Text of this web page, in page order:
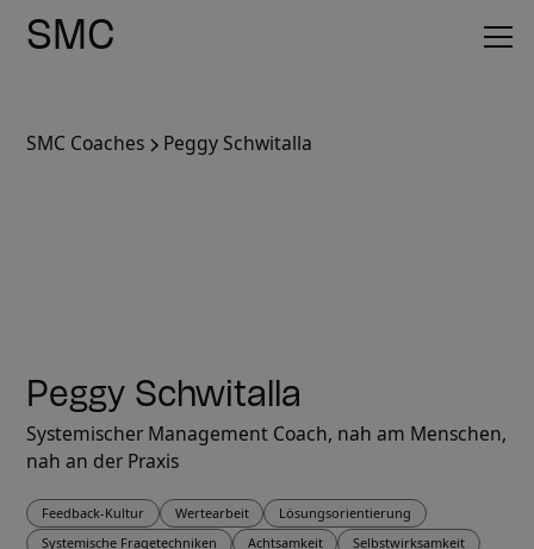
SMC
SMC Coaches Peggy Schwitalla
Peggy Schwitalla
Systemischer Management Coach, nah am Menschen,
nah an der Praxis
Feedback-Kultur Wertearbeit
Lösungsorientierung
Systemische Fragetechniken
Achtsamkeit
Selbstwirksamkeit